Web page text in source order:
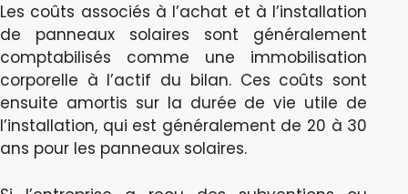
Les coûts associés à l’achat et à l’installation
de panneaux solaires sont généralement
comptabilisés comme une immobilisation
corporelle à l’actif du bilan. Ces coûts sont
ensuite amortis sur la durée de vie utile de
l’installation, qui est généralement de 20 à 30
ans pour les panneaux solaires.